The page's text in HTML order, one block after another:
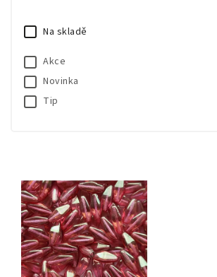
Abecedně
Na skladě
Akce
Novinka
Tip